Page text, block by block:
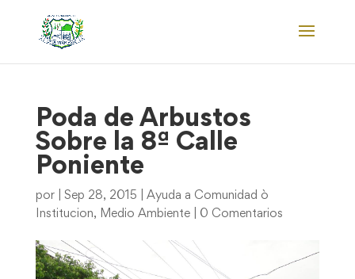
Poda de Arbustos
Sobre la 8ª Calle
Poniente
por Sep 28, 2015
Ayuda a Comunidad ò
Institucion, Medio Ambiente| 0 Comentarios